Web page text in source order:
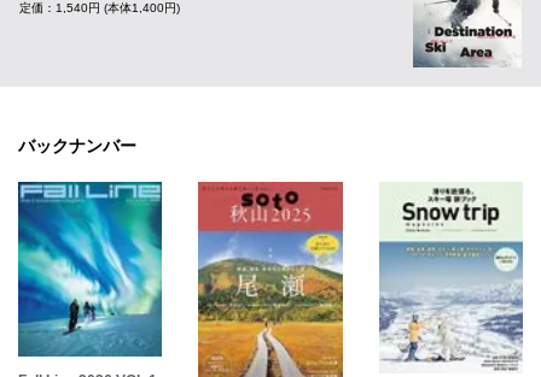
定価：1,540円 (本体1,400円)
バックナンバー